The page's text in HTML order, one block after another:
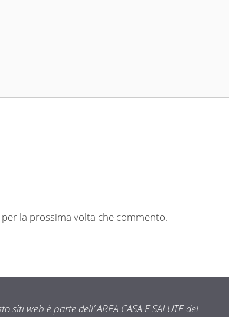
la prossima volta che commento.
siti web è parte dell’ AREA CASA E SALUTE del